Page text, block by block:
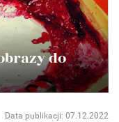
do
Data publikacji: 07.12.2022